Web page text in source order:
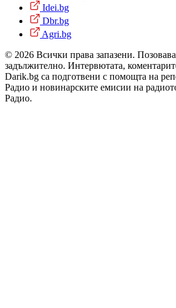
Idei.bg
Dbr.bg
Agri.bg
© 2026 Всички права запазени.
задължително. Интервютата,
Darik.bg са подготвени с помощта на
Радио и новинарските емисии на
Радио.